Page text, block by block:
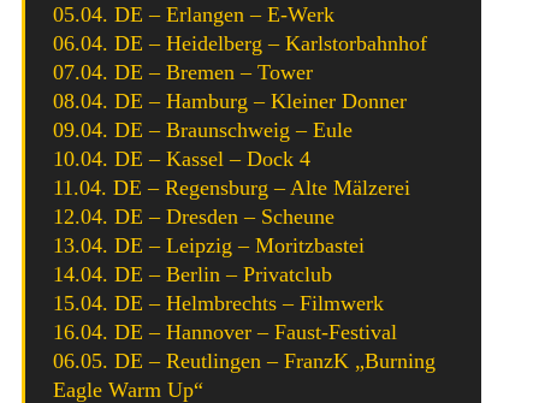
05.04. DE – Erlangen – E-Werk
06.04. DE – Heidelberg – Karlstorbahnhof
07.04. DE – Bremen – Tower
08.04. DE – Hamburg – Kleiner Donner
09.04. DE – Braunschweig – Eule
10.04. DE – Kassel – Dock 4
11.04. DE – Regensburg – Alte Mälzerei
12.04. DE – Dresden – Scheune
13.04. DE – Leipzig – Moritzbastei
14.04. DE – Berlin – Privatclub
15.04. DE – Helmbrechts – Filmwerk
16.04. DE – Hannover – Faust-Festival
06.05. DE – Reutlingen – FranzK „Burning
Eagle Warm Up“